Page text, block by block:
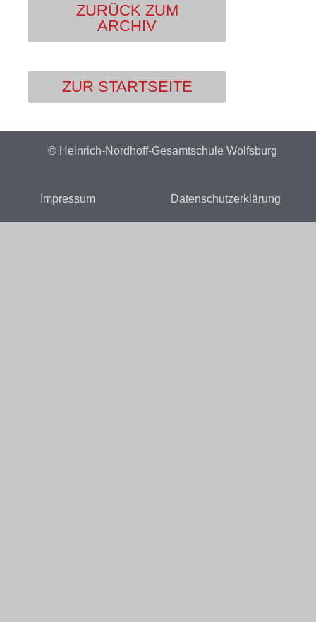
ZURÜCK ZUM
ARCHIV
ZUR STARTSEITE
© Heinrich-Nordhoff-Gesamtschule Wolfsburg
Impressum Datenschutzerklärung